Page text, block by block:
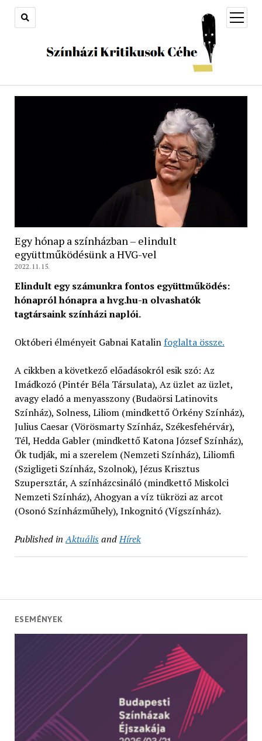
open
menu
Egy hónap a színházban – elindult
együttműködésünk a HVG-vel
2022.11.15.
Elindult egy számunkra fontos együttműködés:
hónapról hónapra a hvg.hu-n olvashatók
tagtársaink színházi naplói.
Októberi élményeit Gabnai Katalin foglalta össze.
A cikkben a következő előadásokról esik szó: Az
Imádkozó (Pintér Béla Társulata), Az üzlet az üzlet,
avagy eladó a menyasszony (Budaörsi Latinovits
Színház), Solness, Liliom (mindkettő Örkény Színház),
Julius Caesar (Vörösmarty Színház, Székesfehérvár),
Tél, Hedda Gabler (mindkettő Katona József Színház),
Ők tudják, mi a szerelem (Nemzeti Színház), Liliomfi
(Szigligeti Színház, Szolnok), Jézus Krisztus
Szupersztár, A színházcsináló (mindkettő Miskolci
Nemzeti Színház), Ahogyan a víz tükrözi az arcot
(Osonó Színházműhely), Inkognitó (Vígszínház).
Published in AktuálisandHírek
ESEMÉNYEK